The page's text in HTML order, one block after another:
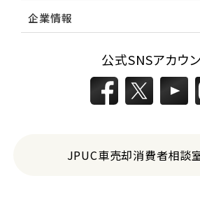
企業情報
公式SNSアカウ
JPUC車売却消費者相談